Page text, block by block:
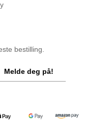
bestilling.
Melde deg på!